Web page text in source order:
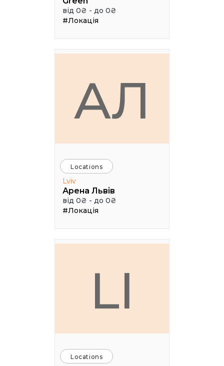
від 0₴ - до 0₴
#Локація
АЛ
Locations
Lviv
Арена Львів
від 0₴ - до 0₴
#Локація
LI
Locations